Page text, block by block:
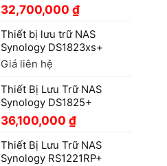
32,700,000 ₫
Thiết bị lưu trữ NAS
Synology DS1823xs+
Giá liên hệ
Thiết Bị Lưu Trữ NAS
Synology DS1825+
36,100,000 ₫
Thiết Bị Lưu Trữ NAS
Synology RS1221RP+